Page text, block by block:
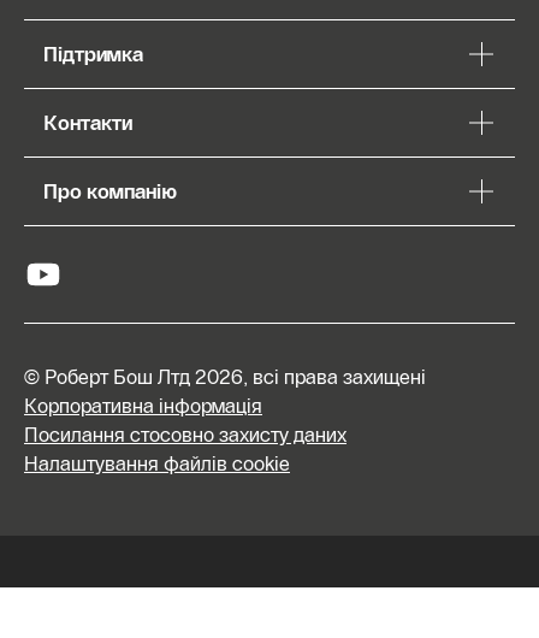
Підтримка
Контакти
Про компанію
© Роберт Бош Лтд 2026, всі права захищені
Корпоративна інформація
Посилання стосовно захисту даних
Налаштування файлів cookie